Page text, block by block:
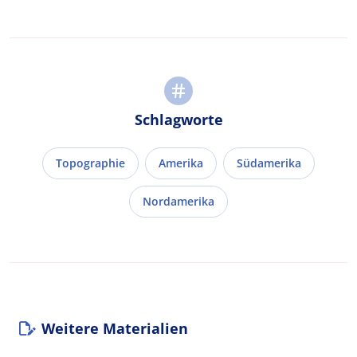
Schlagworte
Topographie Amerika Südamerika
Nordamerika
Weitere Materialien